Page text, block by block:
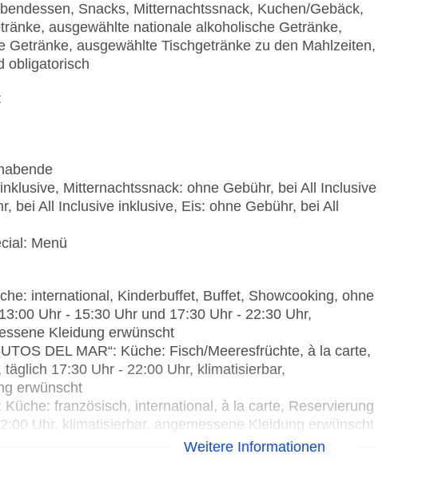
Snacks, Mitternachtssnack, Kuchen/Gebäck,
ausgewählte nationale alkoholische Getränke,
Getränke, ausgewählte Tischgetränke zu den Mahlzeiten,
obligatorisch
Mitternachtssnack: ohne Gebühr, bei All Inclusive
bei All Inclusive inklusive, Eis: ohne Gebühr, bei All
Menü
international, Kinderbuffet, Buffet, Showcooking, ohne
Uhr - 15:30 Uhr und 17:30 Uhr - 22:30 Uhr,
Kleidung erwünscht
DEL MAR“: Küche: Fisch/Meeresfrüchte, à la carte,
17:30 Uhr - 22:00 Uhr, klimatisierbar,
erwünscht
Küche: französisch, international, à la carte, Reservierung
Uhr, klimatisierbar, angemessene Kleidung erwünscht
VITA“: Küche: italienisch, Buffet, à la carte,
Weitere Informationen